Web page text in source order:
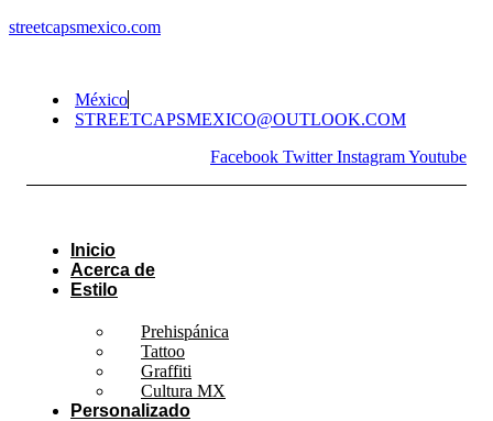
streetcapsmexico.com
México
STREETCAPSMEXICO@OUTLOOK.COM​
Facebook Twitter InstagramYoutube
Inicio
Acerca de
Estilo
Prehispánica
Tattoo
Graffiti
Cultura MX
Personalizado